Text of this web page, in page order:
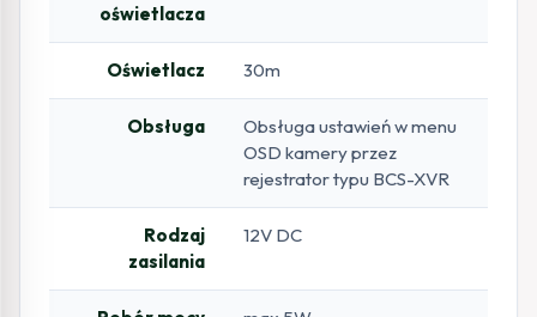
oświetlacza
Oświetlacz 30m
Obsługa
Obsługa ustawień w menu
OSD kamery przez
rejestrator typu BCS-XVR
Rodzaj
zasilania
12V DC